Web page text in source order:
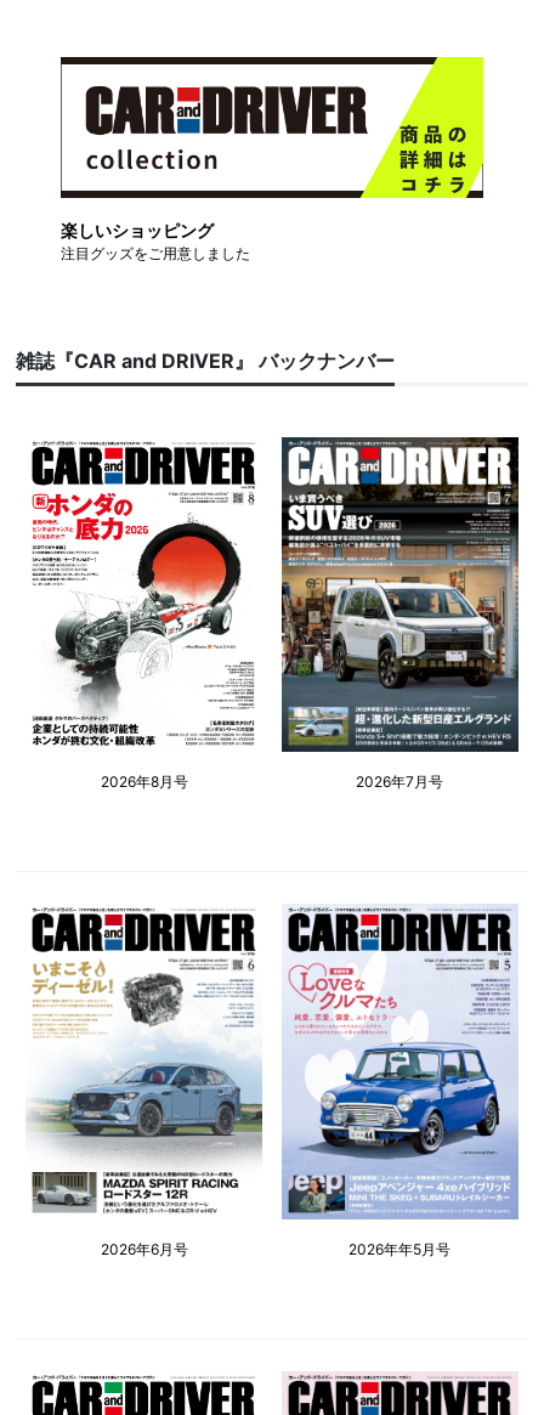
楽しいショッピング
注目グッズをご用意しました
雑誌『CAR and DRIVER』 バックナンバー
2026年8月号 2026年7月号
2026年6月号 2026年年5月号